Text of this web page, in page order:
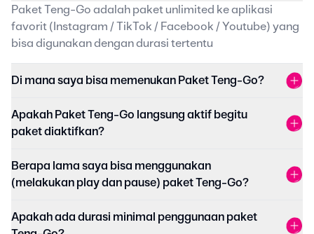
Paket Teng-Go adalah paket unlimited ke aplikasi
favorit (Instagram / TikTok / Facebook / Youtube) yang
bisa digunakan dengan durasi tertentu
Di mana saya bisa memenukan Paket Teng-Go?
Apakah Paket Teng-Go langsung aktif begitu
paket diaktifkan?
Berapa lama saya bisa menggunakan
(melakukan play dan pause) paket Teng-Go?
Apakah ada durasi minimal penggunaan paket